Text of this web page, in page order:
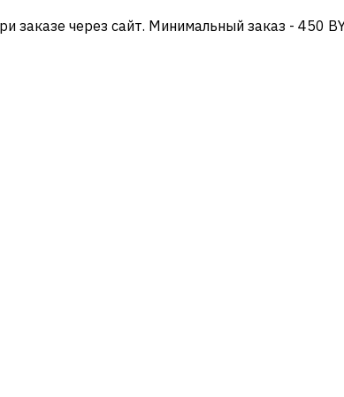
заказе через сайт. Минимальный заказ - 450